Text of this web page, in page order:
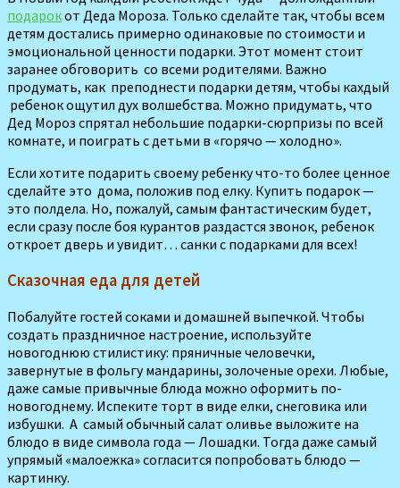
подарокот Деда Мороза. Только сделайте так, чтобы всем
детям достались примерно одинаковые по стоимости и
эмоциональной ценности подарки. Этот момент стоит
заранее обговорить со всеми родителями. Важно
продумать, как пре­поднести подарки детям, чтобы кахдый
ребенок ощутил дух волшебства. Можно придумать, что
Дед Мороз спрятал небольшие подарки-сюрпризы по всей
комна­те, и поиграть с детьми в «горячо — холодно».
Если хотите подарить своему ребенку что-то более ценное
сделайте это дома, положив под елку. Купить подарок —
это полдела. Но, пожалуй, самым фантастическим будет,
если сразу после боя курантов раздастся звонок, ребенок
откроет дверь и увидит… санки с подарка­ми для всех!
Сказочная еда для детей
Побалуйте гостей соками и домашней выпечкой. Чтобы
создать праздничное настроение, используйте
новогоднюю стилистику: пряничные человечки,
завернутые в фольгу мандарины, золоченые орехи. Любые,
даже самые привыч­ные блюда можно оформить по-
новогоднему. Испеките торт в виде елки, снеговика или
избушки. А самый обычный салат оливье выложите на
блюдо в виде символа года — Лошадки. Тогда даже самый
упрямый «мало­ежка» согласится попробовать блюдо —
картинку.